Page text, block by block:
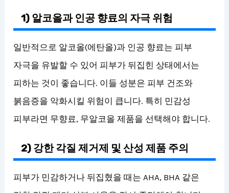
1) 알코올과 인공 향료의 자극 위험
일반적으로 알코올(에탄올)과 인공 향료는 피부
자극을 유발할 수 있어 피부가 뒤집힌 상태에서는
피하는 것이 좋습니다. 이들 성분은 피부 건조와
붉음증을 악화시킬 위험이 큽니다. 특히 민감성
피부라면 무향료, 무알코올 제품을 선택해야 합니다.
2) 강한 각질 제거제 및 산성 제품 주의
피부가 민감하거나 뒤집혔을 때는 AHA, BHA 같은